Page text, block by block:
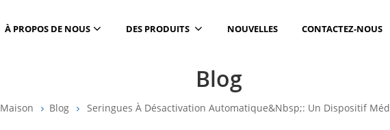
À PROPOS DE NOUS DES PRODUITS NOUVELLES CONTACTEZ-NOUS
Blog
Maison Blog Seringues À Désactivation Automatique&nbsp;: Un Dispositif